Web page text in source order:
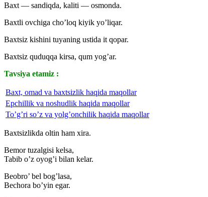
Baxt — sandiqda, kaliti — osmonda.
Baxtli ovchiga cho’loq kiyik yo’liqar.
Baxtsiz kishini tuyaning ustida it qopar.
Baxtsiz quduqqa kirsa, qum yog’ar.
Tavsiya etamiz :
Baxt, omad va baxtsizlik haqida maqollar
Epchillik va noshudlik haqida maqollar
To’g’ri so’z va yolg’onchilik haqida maqollar
Baxtsizlikda oltin ham xira.
Bemor tuzalgisi kelsa,
Tabib o’z oyog’i bilan kelar.
Beobro’ bel bog’lasa,
Bechora bo’yin egar.